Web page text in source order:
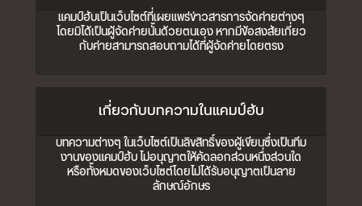
แคมป์ฮับเป็นเว็บไซต์ที่เผยแพร่ข่าวสารการจัดค่ายต่างๆ
โดยมิได้เป็นผู้จัดค่ายนั้นด้วยตนเอง หากมีข้อสงสัยเกี่ยว
กับค่ายสามารถสอบถามได้ที่ผู้จัดค่ายโดยตรง
เกี่ยวกับบทความในแคมป์ฮับ
บทความต่างๆ ในเว็บไซต์เป็นลิขสิทธิ์ของผู้เขียนซึ่งเป็นทีม
งานของแคมป์ฮับ ไม่อนุญาตให้คัดลอกส่วนหนึ่งส่วนใด
หรือทั้งหมดของเว็บไซต์โดยไม่ได้รับอนุญาตเป็นลาย
ลักษณ์อักษร